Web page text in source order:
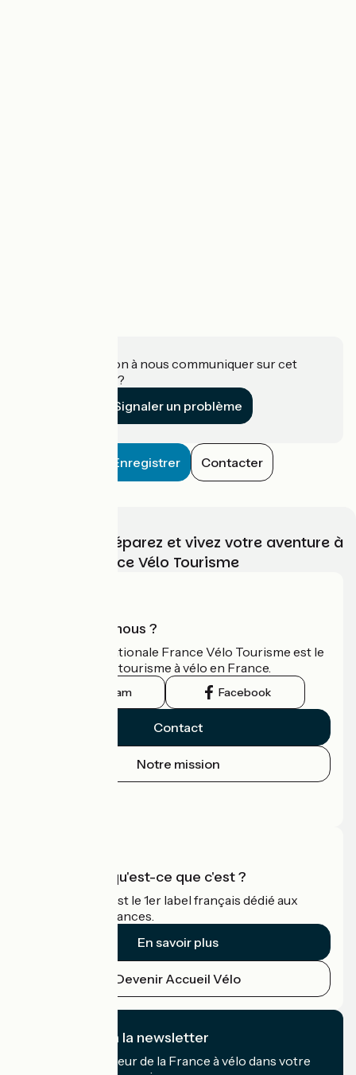
Une information à nous communiquer sur cet
établissement ?
Signaler un problème
Enregistrer Contacter
Choisissez, préparez et vivez votre aventure à
vélo avec France Vélo Tourisme
Qui sommes-nous ?
L'association nationale France Vélo Tourisme est le
guide officiel du tourisme à vélo en France.
Instagram Facebook
Contact
Notre mission
Accueil Vélo qu'est-ce que c'est ?
Accueil Vélo c'est le 1er label français dédié aux
cyclistes en vacances.
En savoir plus
Devenir Accueil Vélo
Je m'abonne à la newsletter
Recevez le meilleur de la France à vélo dans votre